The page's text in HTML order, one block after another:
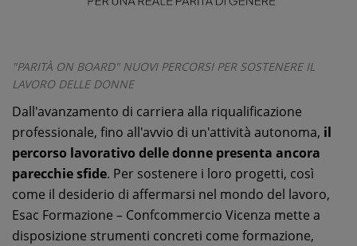
"PARITÀ ON BOARD" NUOVI PERCORSI PER SOSTENERE IL
LAVORO DELLE DONNE
Dall'avanzamento di carriera alla riqualificazione
professionale, fino all'avvio di un'attività autonoma, il
percorso lavorativo delle donne presenta ancora
parecchie sfide. Per sostenere i loro progetti, così
come il desiderio di affermarsi nel mondo del lavoro,
Esac Formazione – Confcommercio Vicenza mette a
disposizione strumenti concreti come formazione,